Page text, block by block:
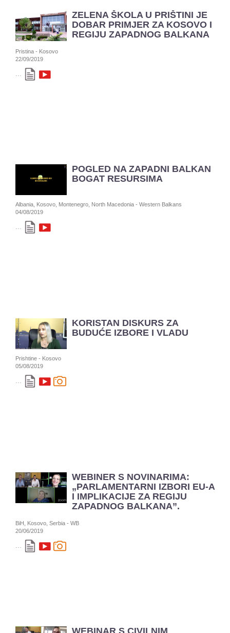
ZELENA ŠKOLA U PRIŠTINI JE
DOBAR PRIMJER ZA KOSOVO I
REGIJU ZAPADNOG BALKANA
Pristina - Kosovo
22/09/2019
...
POGLED NA ZAPADNI BALKAN
BOGAT RESURSIMA
Albania, Kosovo, Montenegro, North Macedonia - Western Balkans
04/08/2019
...
KORISTAN DISKURS ZA
BUDUĆE IZBORE I VLADU
Prishtine - Kosovo
05/08/2019
...
WEBINER S NOVINARIMA:
„PARLAMENTARNI IZBORI EU-A
I IMPLIKACIJE ZA REGIJU
ZAPADNOG BALKANA”.
BiH, Kosovo, Serbia - WB
20/06/2019
...
WEBINAR S CIVILNIM